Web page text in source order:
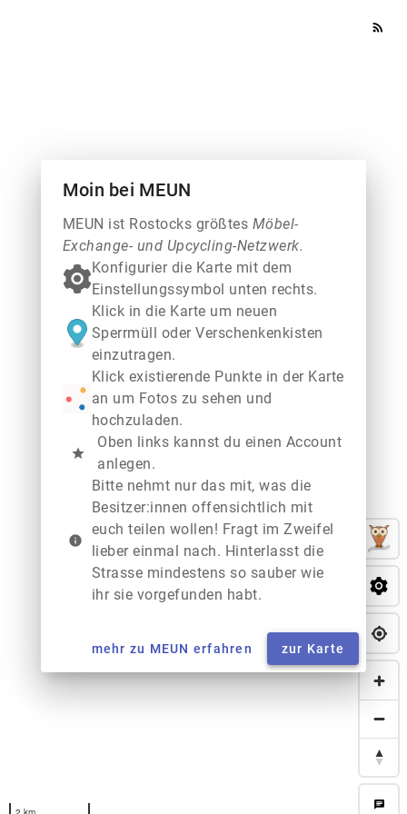
rss_feed
chat
Moin bei MEUN
MEUN ist Rostocks größtes Möbel-
Exchange- und Upcycling-Netzwerk.
Konfigurier die Karte mit dem
Einstellungssymbol unten rechts.
Klick in die Karte um neuen
Sperrmüll oder Verschenkenkisten
einzutragen.
Klick existierende Punkte in der Karte
an um Fotos zu sehen und
hochzuladen.
star
Oben links kannst du einen Account
anlegen.
info
Bitte nehmt nur das mit, was die
Besitzer:innen offensichtlich mit
euch teilen wollen! Fragt im Zweifel
lieber einmal nach. Hinterlasst die
Strasse mindestens so sauber wie
ihr sie vorgefunden habt.
mehr zu MEUN erfahren zur Karte